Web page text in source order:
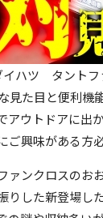
ハツ タントフ
見た目と便利機
アウトドアに出
ご興味がある方
ァンクロスのお
りした新登場し